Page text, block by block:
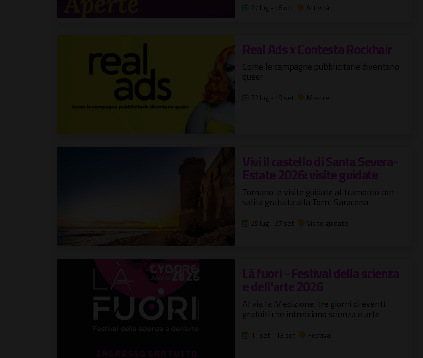
27 lug - 16 ott Attività
Real Ads x Contesta Rockhair
Come le campagne pubblicitarie diventano
queer
22 lug - 19 set Mostre
Vivi il castello di Santa Severa-
Estate 2026: visite guidate
Tornano le visite guidate al tramonto con
salita gratuita alla Torre Saracena
25 lug - 27 set Visite guidate
Là fuori - Festival della scienza
e dell'arte 2026
Al via la IV edizione, tre giorni di eventi
gratuiti che intrecciano scienza e arte
11 set - 13 set Festival